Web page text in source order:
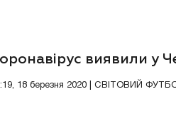
виявили у
18 березня 2020 | СВІТОВИЙ